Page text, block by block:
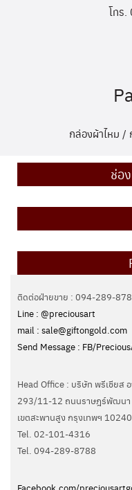
โทร
กล่องผ้าไหม /
ช่อ
ติดต่อฝ่ายขาย : 094-289-
Line : @preciousart
mail : sale@giftongold.com
Send Message : FB/
Head Office : บริษัท พรีเชียส
293/11-12 ถนนราษฎร์พัฒนา
เขตสะพานสูง กรุงเทพฯ 10240
Tel. 02-101-4316
Tel. ‭094-289-8788‬
Facebook.com/